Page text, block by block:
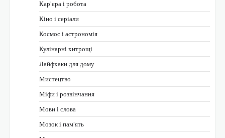
Кар'єра і робота
Кіно і серіали
Космос і астрономія
Кулінарні хитрощі
Лайфхаки для дому
Мистецтво
Міфи і розвінчання
Мови і слова
Мозок і пам'ять